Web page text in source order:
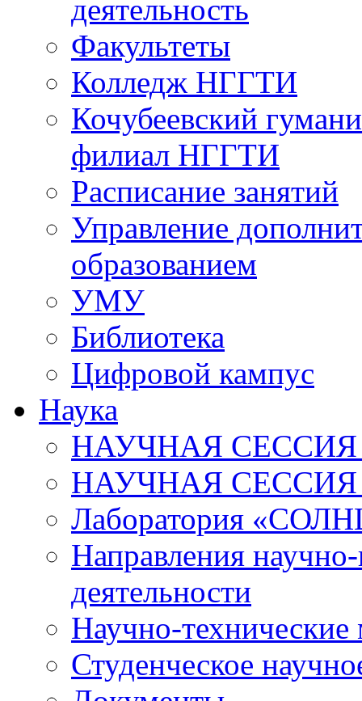
деятельность
Факультеты
Колледж НГГТИ
Кочубеевский
филиал НГГТИ
Расписание занятий
Управление
образованием
УМУ
Библиотека
Цифровой кампус
Наука
НАУЧНАЯ СЕССИЯ
НАУЧНАЯ
Лаборатория
Направления научно-
деятельности
Научно-технические
Студенческое